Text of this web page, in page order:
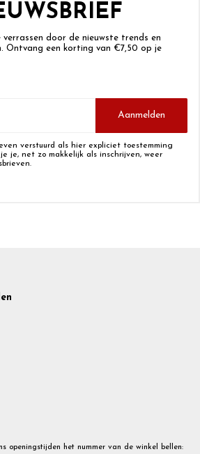
door de nieuwste trends en
Ontvang een korting van €7,50 op je
Aanmelden
verstuurd als hier expliciet toestemming
je, net zo makkelijk als inschrijven, weer
openingstijden het nummer van de winkel bellen: